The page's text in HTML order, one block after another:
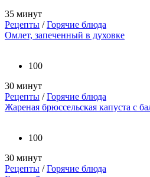
35 минут
Рецепты /Горячие блюда
Омлет, запеченный в духовке
100
30 минут
Рецепты /Горячие блюда
Жареная брюссельская капуста с
100
30 минут
Рецепты /Горячие блюда